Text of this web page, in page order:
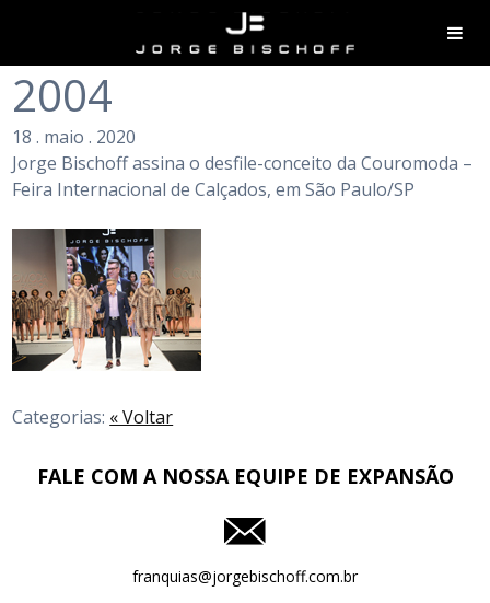
2004
18 . maio . 2020
Jorge Bischoffassina o desfile-conceito daCouromoda –
Feira Internacional de Calçados, em São Paulo/SP
Categorias: « Voltar
FALE COM A NOSSA EQUIPE DE EXPANSÃO
franquias@jorgebischoff.com.br